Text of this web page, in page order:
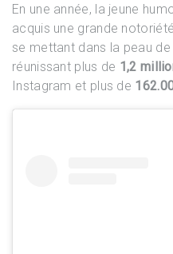
En une année, la jeune
acquis une grande
se mettant dans la peau
réunissant plus de 1,2
Instagram et plus de